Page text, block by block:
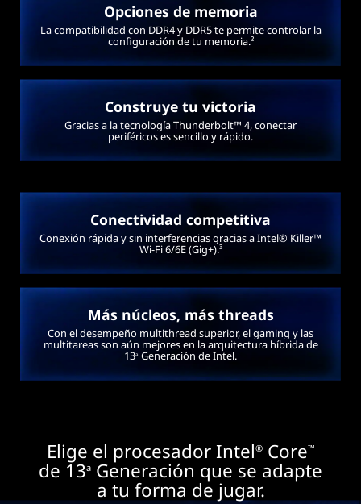
Opciones de memoria
La compatibilidad con DDR4 y DDR5 te permite controlar la
configuración de tu memoria.²
Construye tu victoria
Gracias a la tecnología Thunderbolt™ 4, conectar
periféricos es sencillo y rápido.
Conectividad competitiva
Conexión rápida y sin interferencias gracias a Intel® Killer™
Wi-Fi 6/6E (Gig+).³
Más núcleos, más threads
Con el desempeño multithread superior, el gaming y las
multitareas son aún mejores en la arquitectura híbrida de
13a Generación de Intel.
Elige el procesador Intel®Core™
de 13a Generación que se adapte
a tu forma de jugar.